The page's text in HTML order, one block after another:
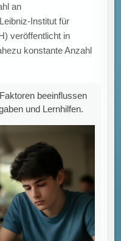
an
Institut für
veröffentlicht in
konstante Anzahl
beeinflussen
und Lernhilfen.